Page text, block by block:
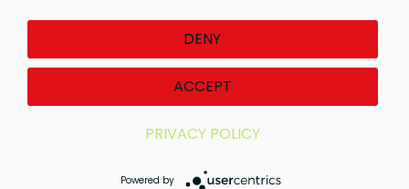
DENY
ACCEPT
PRIVACY POLICY
Powered by